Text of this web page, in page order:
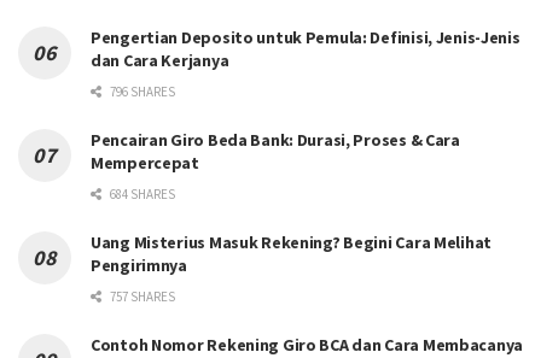
Pengertian Deposito untuk Pemula: Definisi, Jenis-Jenis
dan Cara Kerjanya
796 SHARES
Pencairan Giro Beda Bank: Durasi, Proses & Cara
Mempercepat
684 SHARES
Uang Misterius Masuk Rekening? Begini Cara Melihat
Pengirimnya
757 SHARES
Contoh Nomor Rekening Giro BCA dan Cara Membacanya